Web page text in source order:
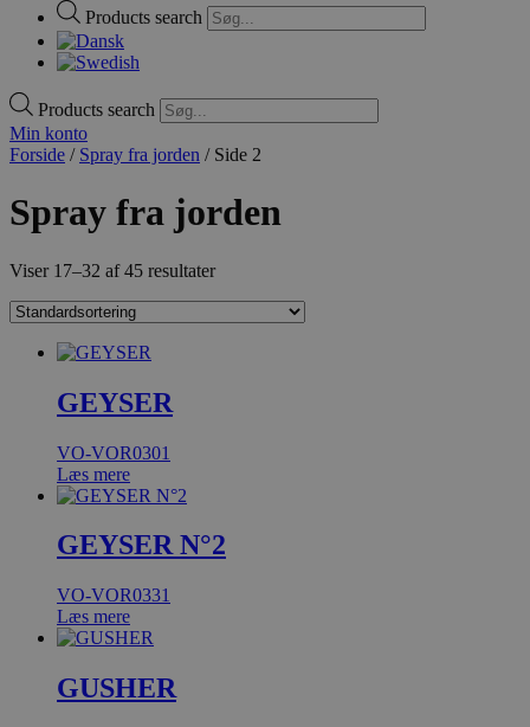
Products search
Products search
Min konto
Forside / Spray fra jorden / Side 2
Spray fra jorden
Viser 17–32 af 45 resultater
GEYSER
VO-VOR0301
Læs mere
GEYSER N°2
VO-VOR0331
Læs mere
GUSHER